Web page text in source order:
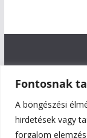
Fontosnak
A böngészési
hirdetések vagy
forgalom